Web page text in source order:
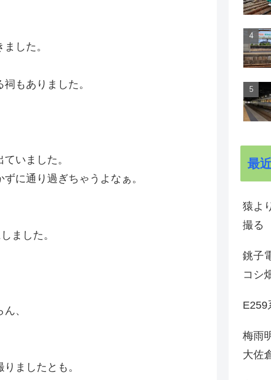
した。
もありました。
いました。
に通り過ぎちゃうよなぁ。
ました。
、
ましたとも。
最
猿よ
撮る
銚子
コシ
E259
梅雨
大佐